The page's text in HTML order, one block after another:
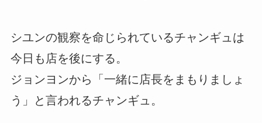
シユンの観察を命じられているチャンギュは
今日も店を後にする。
ジョンヨンから「一緒に店長をまもりましょ
う」と言われるチャンギュ。